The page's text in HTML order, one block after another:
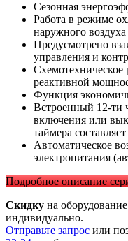
Сезонная
Работа в режиме
наружного
Предусмотрено
управления и
реактивной
Функция
Встроенный 12-ти
включения или
таймера
Автоматическое
электропитания
Подробное описание
Скидку на
индивидуально.
Отправьте запрос или